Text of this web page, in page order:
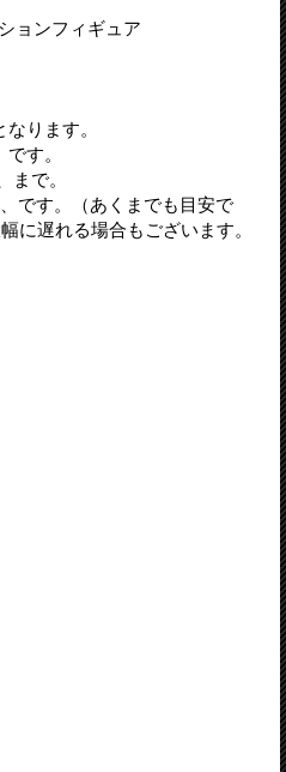
ョンフィギュア
なります。
、です。
、まで。
、です。（あくまでも目安で
に遅れる場合もございます。